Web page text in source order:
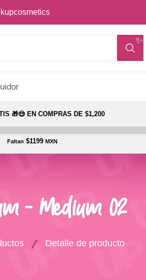
✨
🎁😍 EN COMPRAS DE $1,200
Faltan $1199 MXN
- Medium 02
Detalle de producto